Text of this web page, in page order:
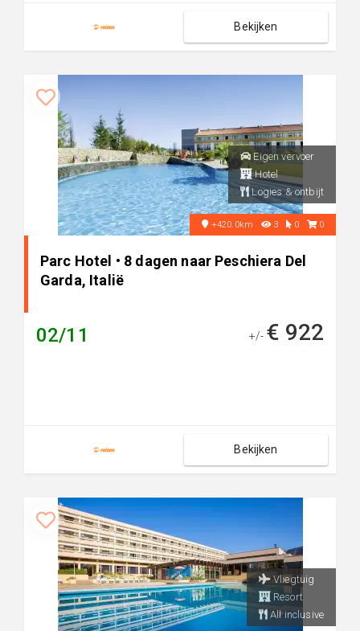
Bekijken
Eigen vervoer
Hotel
Logies & ontbijt
+420.0km 3 0 0
Parc Hotel • 8 dagen naar Peschiera Del
Garda, Italië
02/11 +/- € 922
Bekijken
Vliegtuig
Resort
All inclusive